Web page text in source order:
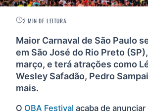
2 MIN DE LEITURA
Maior Carnaval de São Paulo
em São José do Rio Preto
março, e terá atrações como
Wesley Safadão, Pedro
mais.
O OBA Festival acaba de